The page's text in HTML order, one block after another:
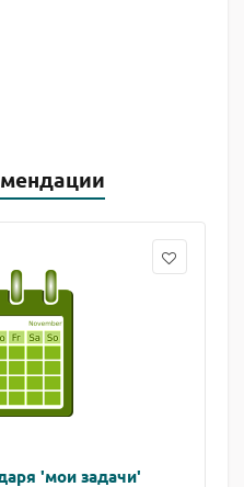
'мои задачи'